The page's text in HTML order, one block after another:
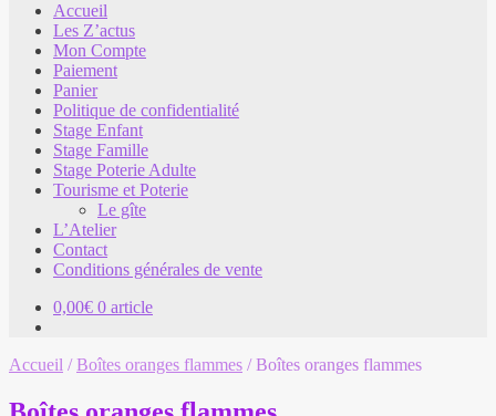
Accueil
Les Z’actus
Mon Compte
Paiement
Panier
Politique de confidentialité
Stage Enfant
Stage Famille
Stage Poterie Adulte
Tourisme et Poterie
Le gîte
L’Atelier
Contact
Conditions générales de vente
0,00€ 0 article
Accueil /Boîtes oranges flammes /Boîtes oranges flammes